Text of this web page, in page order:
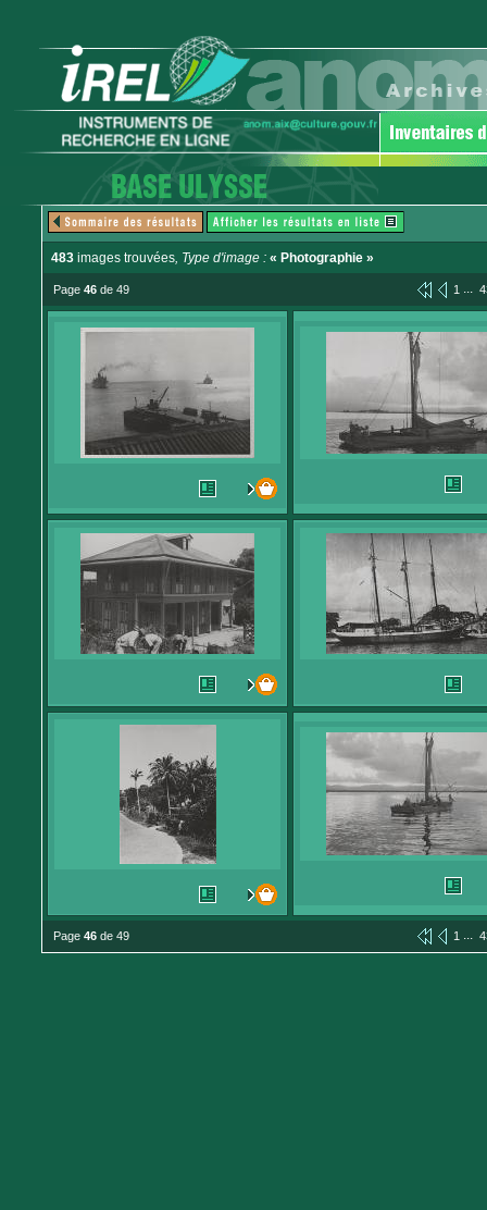
483 images trouvées, Type d'image : « Photographie »
Page 46 de 49 1 ...
Page 46 de 49 1 ...